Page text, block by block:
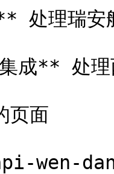
理瑞安
成** 处理
页面
wen-